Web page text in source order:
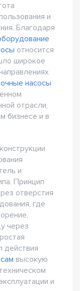
и
Благодаря
относится
широкое
насосы
отрасли,
бизнесе и в
и
Принцип
отверстия
где
через
действия
высокую
и